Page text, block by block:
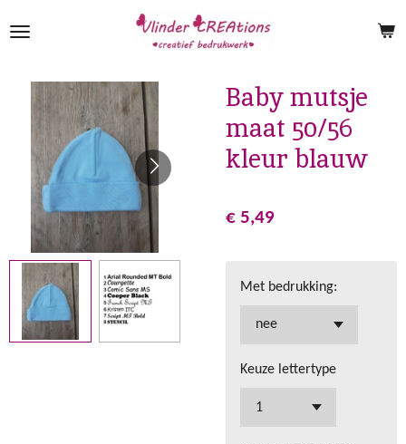
direct
hoofdinhoud
Baby mutsje
maat 50/56
kleur blauw
€ 5,49
Met bedrukking:
Keuze lettertype